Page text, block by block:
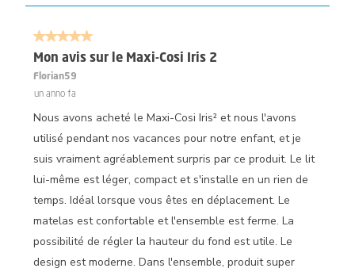
5 su 5 stelle.
Mon avis sur le Maxi-Cosi Iris 2
Florian59
un anno fa
Nous avons acheté le Maxi-Cosi Iris² et nous l'avons
utilisé pendant nos vacances pour notre enfant, et je
suis vraiment agréablement surpris par ce produit. Le lit
lui-même est léger, compact et s'installe en un rien de
temps. Idéal lorsque vous êtes en déplacement. Le
matelas est confortable et l'ensemble est ferme. La
possibilité de régler la hauteur du fond est utile. Le
design est moderne. Dans l'ensemble, produit super